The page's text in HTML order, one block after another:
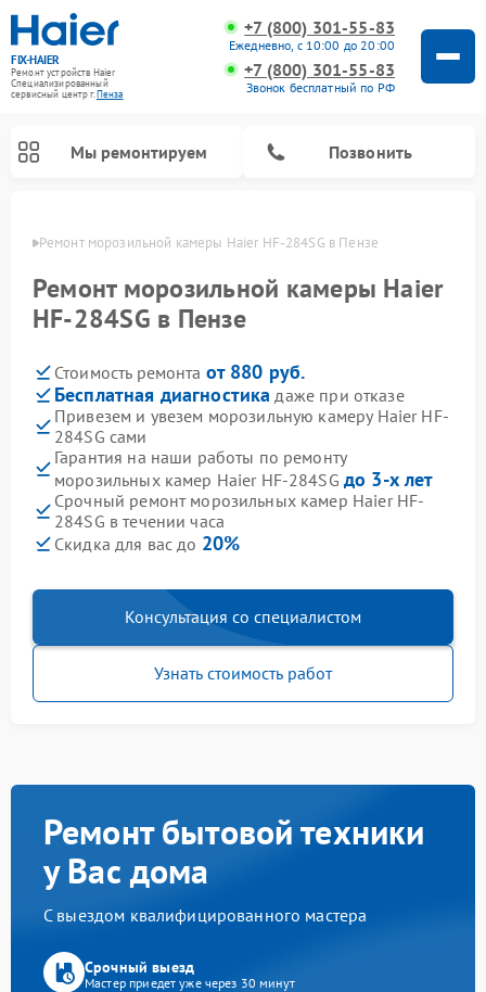
FIX-HAIER
Ремонт устройств Haier
Специализированный
cервисный центр г.Пенза
+7 (800) 301-55-83
Ежедневно, с 10:00 до 20:00
+7 (800) 301-55-83
Звонок бесплатный по РФ
Мы ремонтируем Позвонить
Ремонт морозильной камеры Haier HF-284SG в Пензе
Ремонт морозильной камеры Haier
HF-284SG в Пензе
Стоимость ремонта от 880 руб.
Бесплатная диагностика даже при отказе
Привезем и увезем морозильную камеру Haier HF-
284SG сами
Гарантия на наши работы по ремонту
морозильных камер Haier HF-284SG до 3-х лет
Срочный ремонт морозильных камер Haier HF-
284SG в течении часа
Скидка для вас до 20%
Консультация со специалистом
Узнать стоимость работ
Ремонт бытовой техники
у Вас дома
С выездом квалифицированного мастера
Срочный выезд
Мастер приедет уже через 30 минут